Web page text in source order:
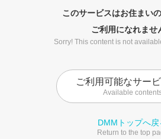
このサービスはお住まい
ご利用になれませ
Sorry! This content is not
ご利用可能なサー
Available
DMMトップへ戻
Return to the top